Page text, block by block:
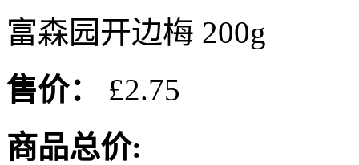
富森园开边梅 200g
售价：
£2.75
商品总价: